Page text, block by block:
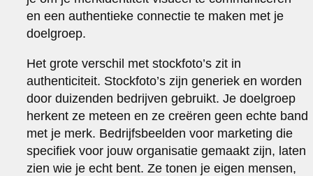
en een authentieke connectie te maken met je
doelgroep.
Het grote verschil met stockfoto’s zit in
authenticiteit. Stockfoto’s zijn generiek en worden
door duizenden bedrijven gebruikt. Je doelgroep
herkent ze meteen en ze creëren geen echte band
met je merk. Bedrijfsbeelden voor marketing die
specifiek voor jouw organisatie gemaakt zijn, laten
zien wie je echt bent. Ze tonen je eigen mensen,